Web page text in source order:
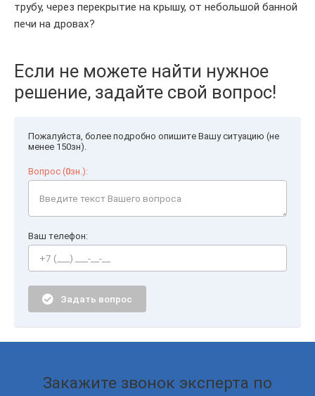
трубу, через перекрытие на крышу, от небольшой банной
печи на дровах?
Если не можете найти нужное
решение, задайте свой вопрос!
Пожалуйста, более подробно опишите Вашу ситуацию (не
менее 150зн).
Вопрос (0зн.):
Ваш телефон:
Задать вопрос
Закажите звонок эксперта по